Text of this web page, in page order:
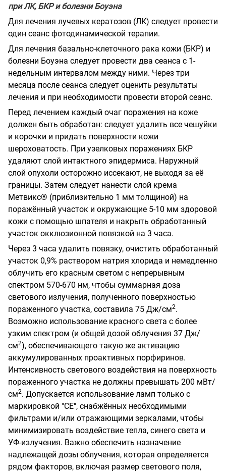
при ЛК, БКР и болезни Боуэна
Для лечения лучевых кератозов (ЛК) следует провести
один сеанс фотодинамической терапии.
Для лечения базально-клеточного рака кожи (БКР) и
болезни Боуэна следует провести два сеанса с 1-
недельным интервалом между ними. Через три
месяца после сеанса следует оценить результаты
лечения и при необходимости провести второй сеанс.
Перед лечением каждый очаг поражения на коже
должен быть обработан: следует удалить все чешуйки
и корочки и придать поверхности кожи
шероховатость. При узелковых поражениях БКР
удаляют слой интактного эпидермиса. Наружный
слой опухоли осторожно иссекают, не выходя за её
границы. Затем следует нанести слой крема
Метвикс® (приблизительно 1 мм толщиной) на
поражённый участок и окружающие 5-10 мм здоровой
кожи с помощью шпателя и накрыть обработанный
участок окклюзионной повязкой на 3 часа.
Через 3 часа удалить повязку, очистить обработанный
участок 0,9% раствором натрия хлорида и немедленно
облучить его красным светом с непрерывным
спектром 570-670 нм, чтобы суммарная доза
светового излучения, полученного поверхностью
пораженного участка, составила 75 Дж/см2.
Возможно использование красного света с более
узким спектром (и общей дозой облучения 37 Дж/
см2), обеспечивающего такую же активацию
аккумулированных проактивных порфиринов.
Интенсивность светового воздействия на поверхность
пораженного участка не должны превышать 200 мВт/
см2. Допускается использование ламп только с
маркировкой "СЕ", снабжённых необходимыми
фильтрами и/или отражающими зеркалами, чтобы
минимизировать воздействие тепла, синего света и
УФ-излучения. Важно обеспечить назначение
надлежащей дозы облучения, которая определяется
рядом факторов, включая размер светового поля,